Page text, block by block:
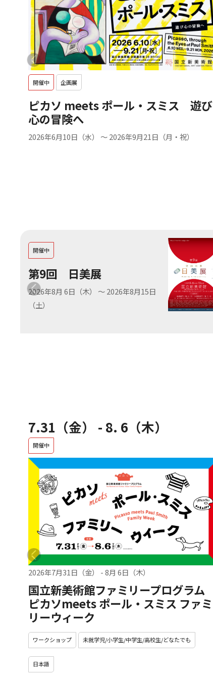
開催中 企画展
ピカソ meets ポール・スミス 遊び
心の冒険へ
2026年6月10日（水） ～ 2026年9月21日（月・祝）
開催中
第9回 日美展
2026年8月 6日（木） ～2026年8月15日
（土）
7.31（金） - 8. 6（木）
開催中
2026年7月31日（金） -8月 6日（木）
国立新美術館ファミリープログラム
ピカソmeets ポール・スミス ファミ
リーウィーク
ワークショップ 未就学児/小学生/中学生/高校生/どなたでも
日本語